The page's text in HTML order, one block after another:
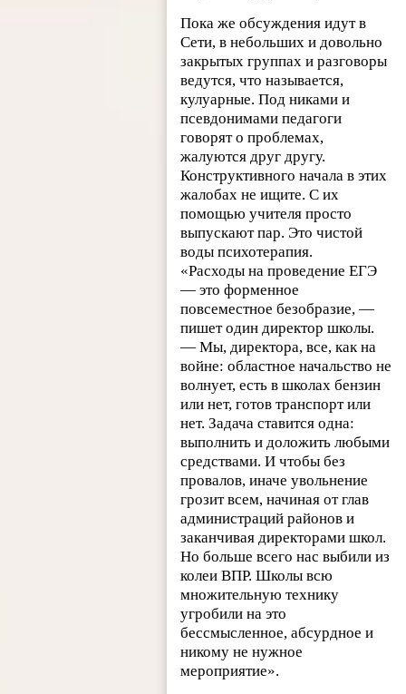
Пока же обсуждения идут в
Сети, в небольших и довольно
закрытых группах и разговоры
ведутся, что называется,
кулуарные. Под никами и
псевдонимами педагоги
говорят о проблемах,
жалуются друг другу.
Конструктивного начала в этих
жалобах не ищите. С их
помощью учителя просто
выпускают пар. Это чистой
воды психотерапия.
«Расходы на проведение ЕГЭ
— это форменное
повсеместное безобразие, —
пишет один директор школы.
— Мы, директора, все, как на
войне: областное начальство не
волнует, есть в школах бензин
или нет, готов транспорт или
нет. Задача ставится одна:
выполнить и доложить любыми
средствами. И чтобы без
провалов, иначе увольнение
грозит всем, начиная от глав
администраций районов и
заканчивая директорами школ.
Но больше всего нас выбили из
колеи ВПР. Школы всю
множительную технику
угробили на это
бессмысленное, абсурдное и
никому не нужное
мероприятие».